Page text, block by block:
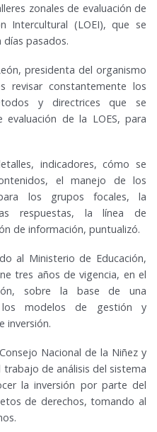
zonales de evaluación de
Intercultural (LOEI), que se
pasados.
presidenta del organismo
revisar constantemente los
y directrices que se
de la LOES, para
indicadores, cómo se
el manejo de los
los grupos focales, la
respuestas, la línea de
de información, puntualizó.
al Ministerio de Educación,
tres años de vigencia, en el
sobre la base de una
los modelos de gestión y
inversión.
Nacional de la Niñez y
de análisis del sistema
la inversión por parte del
de derechos, tomando al